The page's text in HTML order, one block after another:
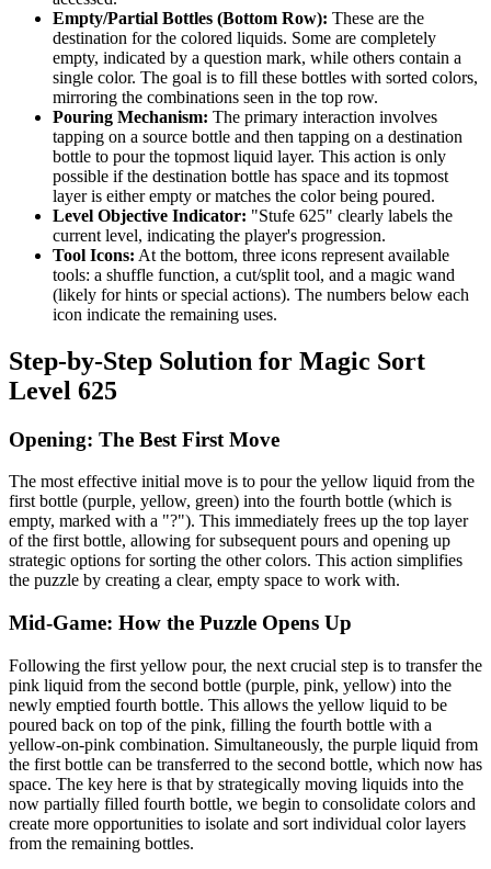
Empty/Partial Bottles (Bottom Row): These are the
destination for the colored liquids. Some are completely
empty, indicated by a question mark, while others contain a
single color. The goal is to fill these bottles with sorted colors,
mirroring the combinations seen in the top row.
Pouring Mechanism: The primary interaction involves
tapping on a source bottle and then tapping on a destination
bottle to pour the topmost liquid layer. This action is only
possible if the destination bottle has space and its topmost
layer is either empty or matches the color being poured.
Level Objective Indicator: "Stufe 625" clearly labels the
current level, indicating the player's progression.
Tool Icons: At the bottom, three icons represent available
tools: a shuffle function, a cut/split tool, and a magic wand
(likely for hints or special actions). The numbers below each
icon indicate the remaining uses.
Step-by-Step Solution for Magic Sort
Level 625
Opening: The Best First Move
The most effective initial move is to pour the yellow liquid from the
first bottle (purple, yellow, green) into the fourth bottle (which is
empty, marked with a "?"). This immediately frees up the top layer
of the first bottle, allowing for subsequent pours and opening up
strategic options for sorting the other colors. This action simplifies
the puzzle by creating a clear, empty space to work with.
Mid-Game: How the Puzzle Opens Up
Following the first yellow pour, the next crucial step is to transfer the
pink liquid from the second bottle (purple, pink, yellow) into the
newly emptied fourth bottle. This allows the yellow liquid to be
poured back on top of the pink, filling the fourth bottle with a
yellow-on-pink combination. Simultaneously, the purple liquid from
the first bottle can be transferred to the second bottle, which now has
space. The key here is that by strategically moving liquids into the
now partially filled fourth bottle, we begin to consolidate colors and
create more opportunities to isolate and sort individual color layers
from the remaining bottles.